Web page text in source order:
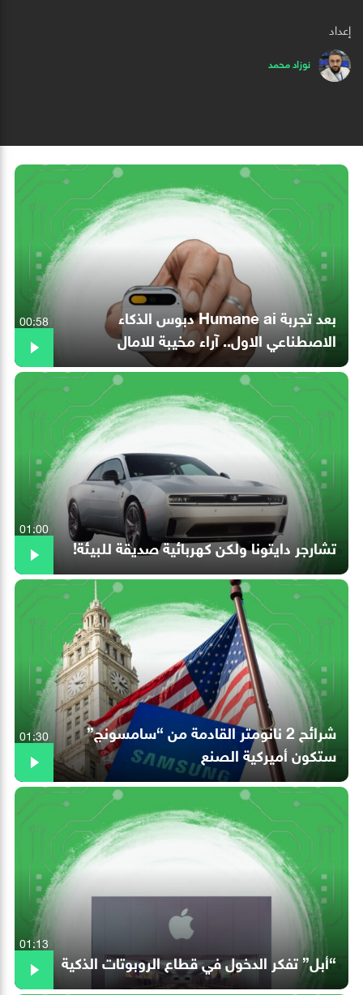
إعداد
نوزاد محمد
بعد تجربة Humane ai دبوس الذكاء
الاصطناعي الاول.. آراء مخيبة للامال
00:58
تشارجر دايتونا ولكن كهربائية صديقة للبيئة!
01:00
شرائح 2 نانومتر القادمة من “سامسونج”
ستكون أميركية الصنع
01:30
“أبل” تفكر الدخول في قطاع الروبوتات الذكية
01:13